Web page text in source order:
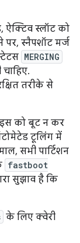
ऐक्टिव स्लॉट को
स्नैपशॉट मर्ज
MERGING
तरीके से
को बूट न कर
टूलिंग में
सभी पार्टिशन
fastboot
सुझाव है कि
के लिए क्वेरी